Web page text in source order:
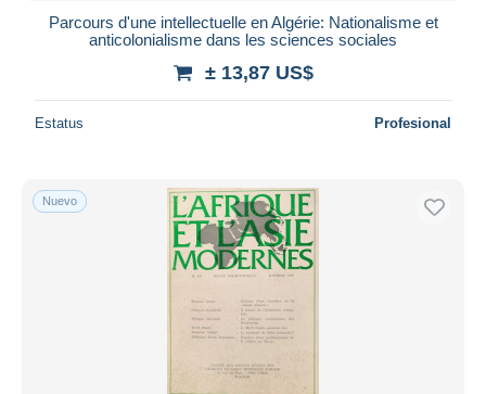
Parcours d'une intellectuelle en Algérie: Nationalisme et
anticolonialisme dans les sciences sociales
± 13,87 US$
Estatus Profesional
Nuevo